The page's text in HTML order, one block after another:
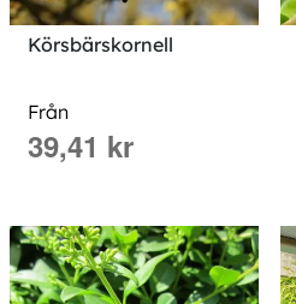
Körsbärskornell
Från
39,41 kr